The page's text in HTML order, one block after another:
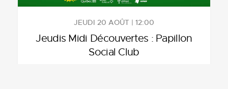
JEUDI 20 AOÛT | 12:00
Jeudis Midi Découvertes : Papillon
Social Club